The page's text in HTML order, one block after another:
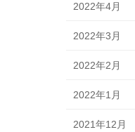
2022年4月
2022年3月
2022年2月
2022年1月
2021年12月